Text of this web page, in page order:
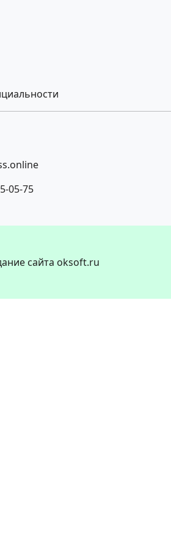
05-75
сайта oksoft.ru